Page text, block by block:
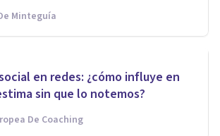
Minteguía
en redes: ¿cómo influye en
sin que lo notemos?
De Coaching